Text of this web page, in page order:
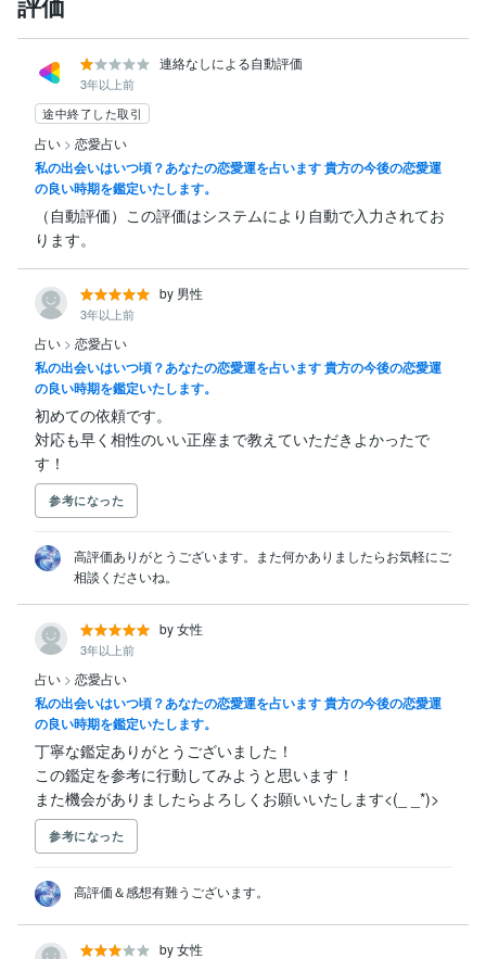
連絡なしによる自動評価
3年以上前
途中終了した取引
占い > 恋愛占い
私の出会いはいつ頃？あなたの恋愛運を占います 貴方の今後の恋愛運
の良い時期を鑑定いたします。
（自動評価）この評価はシステムにより自動で入力されてお
ります。
by 男性
3年以上前
占い > 恋愛占い
私の出会いはいつ頃？あなたの恋愛運を占います 貴方の今後の恋愛運
の良い時期を鑑定いたします。
初めての依頼です。
対応も早く相性のいい正座まで教えていただきよかったで
す！
参考になった
高評価ありがとうございます。また何かありましたらお気軽にご
相談くださいね。
by 女性
3年以上前
占い > 恋愛占い
私の出会いはいつ頃？あなたの恋愛運を占います 貴方の今後の恋愛運
の良い時期を鑑定いたします。
丁寧な鑑定ありがとうございました！
この鑑定を参考に行動してみようと思います！
また機会がありましたらよろしくお願いいたします<(_ _*)>
参考になった
高評価＆感想有難うございます。
by 女性